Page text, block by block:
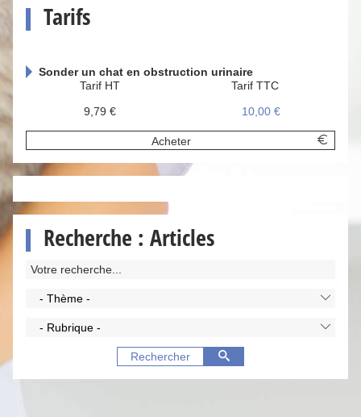
Tarifs
Sonder un chat en obstruction urinaire
Tarif HT
9,79 €
Tarif TTC
10,00 €
Acheter
Recherche : Articles
- Thème -
- Rubrique -
Rechercher